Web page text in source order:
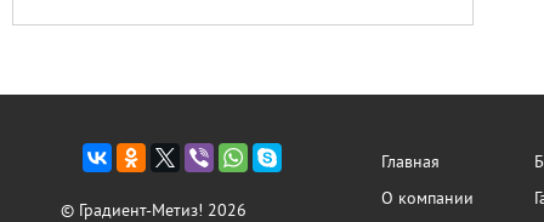
© Градиент-Метиз! 2026
Главная
О компании